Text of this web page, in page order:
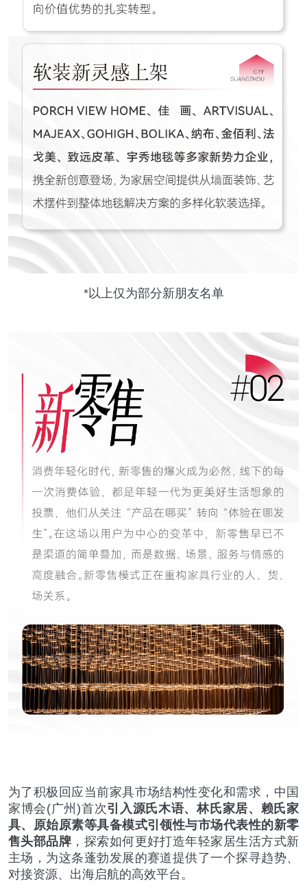
*以上仅为部分新朋友名单
为了积极回应当前家具市场结构性变化和需求，中国
家博会(广州)首次引入源氏木语、林氏家居、赖氏家
具、原始原素等具备模式引领性与市场代表性的新零
售头部品牌 ，探索如何更好打造年轻家居生活方式新
主场，为这条蓬勃发展的赛道提供了一个探寻趋势、
对接资源、出海启航的高效平台。